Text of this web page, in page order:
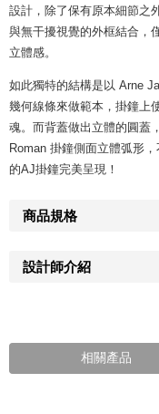
設計，除了保有原本細節之
與無干擾視覺的外框結合，
立體感。
如此獨特的結構是以 Arne
幾何線條來做範本，掛鐘上
魂。而背蓋做出立體的圓蓋
Roman 掛鐘側面立體弧形
的AJ掛鐘完美呈現！
商品規格
設計師介紹
相關產品